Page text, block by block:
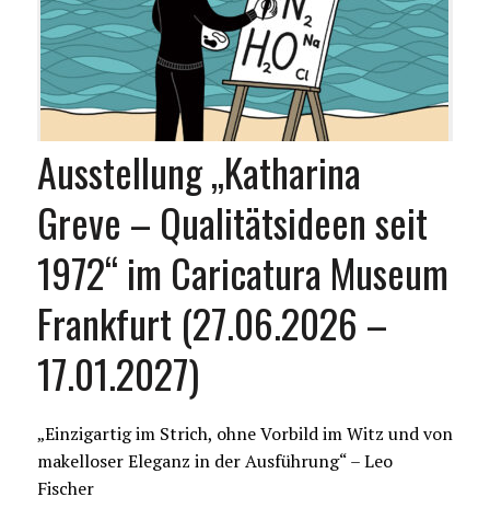
Ausstellung „Katharina
Greve – Qualitätsideen seit
1972“ im Caricatura Museum
Frankfurt (27.06.2026 –
17.01.2027)
„Einzigartig im Strich, ohne Vorbild im Witz und von
makelloser Eleganz in der Ausführung“ – Leo
Fischer